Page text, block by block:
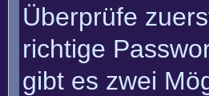
Überprüfe
richtige
gibt es zwei